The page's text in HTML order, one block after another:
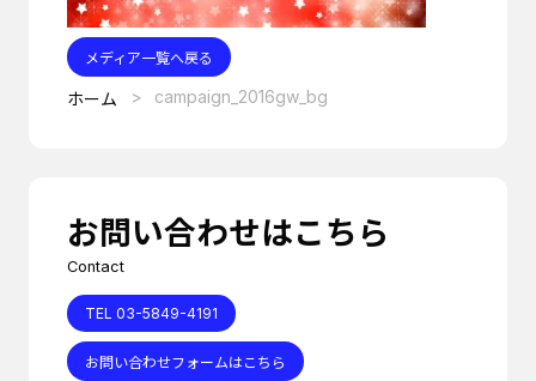
メディア一覧へ戻る
ホーム campaign_2016gw_bg
お問い合わせはこちら
Contact
TEL 03-5849-4191
お問い合わせフォームはこちら